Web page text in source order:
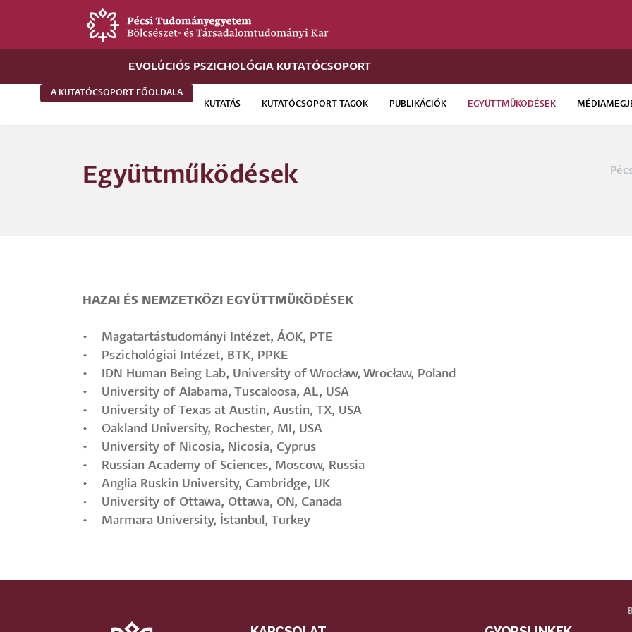
EVOLÚCIÓS PSZICHOLÓGIA KUTATÓCSOPORT
menü
A KUTATÓCSOPORT FŐOLDALA
KUTATÁS
KUTATÓCSOPORT TAGOK PUBLIKÁCIÓK EGYÜTTMŰKÖDÉSEK
Együttműködések
HAZAI ÉS NEMZETKÖZI EGYÜTTMŰKÖDÉSEK
• Magatartástudományi Intézet, ÁOK, PTE
• Pszichológiai Intézet, BTK, PPKE
• IDN Human Being Lab, University of Wrocław, Wrocław, Poland
• University of Alabama, Tuscaloosa, AL, USA
• University of Texas at Austin, Austin, TX, USA
• Oakland University, Rochester, MI, USA
• University of Nicosia, Nicosia, Cyprus
• Russian Academy of Sciences, Moscow, Russia
• Anglia Ruskin University, Cambridge, UK
• University of Ottawa, Ottawa, ON, Canada
• Marmara University, İstanbul, Turkey